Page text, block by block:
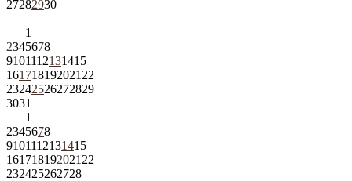
27282930
1
2345678
9101112131415
161718192021 22
23242526272829
3031
1
2345678
9101112131415
161718192021 22
232425262728